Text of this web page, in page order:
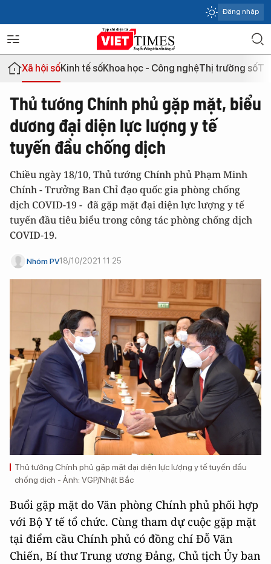
Đăng nhập
Xã hội sốKinh tế sốKhoa học - Công nghệThị trường số
Thủ tướng Chính phủ gặp mặt, biểu
dương đại diện lực lượng y tế
tuyến đầu chống dịch
Chiều ngày 18/10, Thủ tướng Chính phủ Phạm Minh
Chính - Trưởng Ban Chỉ đạo quốc gia phòng chống
dịch COVID-19 - đã gặp mặt đại diện lực lượng y tế
tuyến đầu tiêu biểu trong công tác phòng chống dịch
COVID-19.
Nhóm PV18/10/2021 11:25
Thủ tướng Chính phủ gặp mặt đại diện lực lượng y tế tuyến đầu
chống dịch - Ảnh: VGP/Nhật Bắc
Buổi gặp mặt do Văn phòng Chính phủ phối hợp
với Bộ Y tế tổ chức. Cùng tham dự cuộc gặp mặt
tại điểm cầu Chính phủ có đồng chí Đỗ Văn
Chiến, Bí thư Trung ương Đảng, Chủ tịch Ủy ban